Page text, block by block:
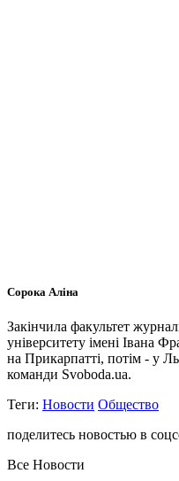
Сорока Аліна
Закінчила факультет
університету імені Івана
на Прикарпатті, потім - у
команди Svoboda.ua.
Теги: Новости Общество
поделитесь новостью в
Все Новости